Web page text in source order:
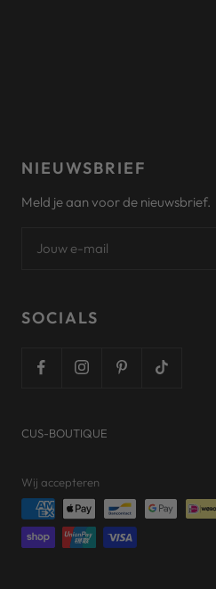
NIEUWSBRIEF
Meld je aan voor de nieuwsbrief.
Jouw e-mail
SOCIALS
CUS-BOUTIQUE
Wij accepteren